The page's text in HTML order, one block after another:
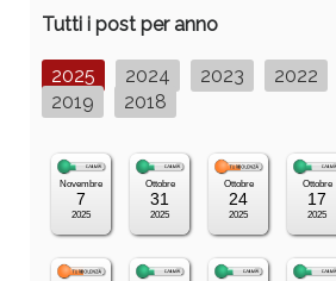
Tutti i post per anno
2025 2024 2023 2022
2019
2018
Novembre
7
2025
Ottobre
31
2025
Ottobre
24
2025
Ottobre
17
2025